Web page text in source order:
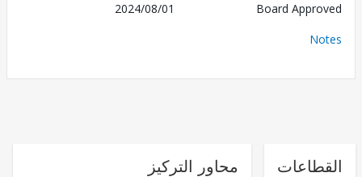
Board
2024/08/01
محاور التركيز